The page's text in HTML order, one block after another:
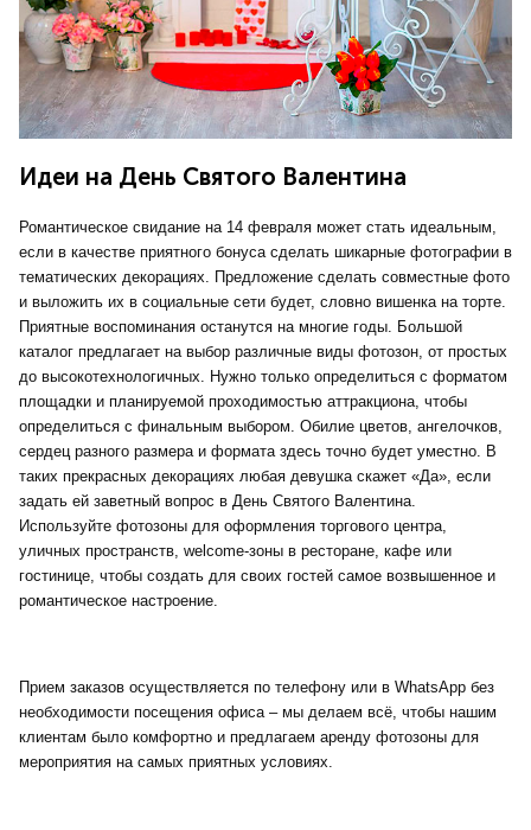
Идеи на День Святого Валентина
Романтическое свидание на 14 февраля может стать идеальным,
если в качестве приятного бонуса сделать шикарные фотографии в
тематических декорациях. Предложение сделать совместные фото
и выложить их в социальные сети будет, словно вишенка на торте.
Приятные воспоминания останутся на многие годы. Большой
каталог предлагает на выбор различные виды фотозон, от простых
до высокотехнологичных. Нужно только определиться с форматом
площадки и планируемой проходимостью аттракциона, чтобы
определиться с финальным выбором. Обилие цветов, ангелочков,
сердец разного размера и формата здесь точно будет уместно. В
таких прекрасных декорациях любая девушка скажет «Да», если
задать ей заветный вопрос в День Святого Валентина.
Используйте фотозоны для оформления торгового центра,
уличных пространств, welcome-зоны в ресторане, кафе или
гостинице, чтобы создать для своих гостей самое возвышенное и
романтическое настроение.
Прием заказов осуществляется по телефону или в WhatsApp без
необходимости посещения офиса – мы делаем всё, чтобы нашим
клиентам было комфортно и предлагаем аренду фотозоны для
мероприятия на самых приятных условиях.